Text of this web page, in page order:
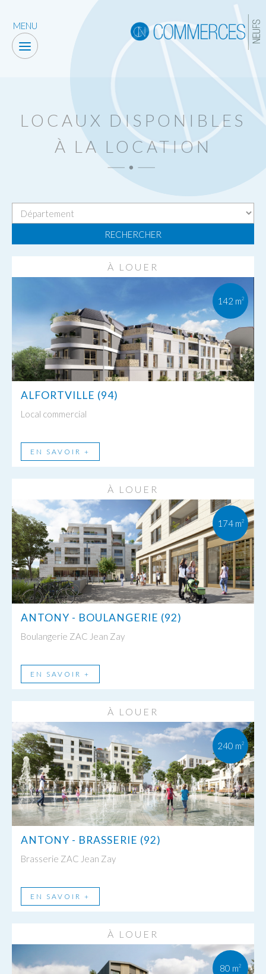
MENU
LOCAUX DISPONIBLES
À LA LOCATION
RECHERCHER
À LOUER
142 m2
ALFORTVILLE (94)
Local commercial
EN SAVOIR +
À LOUER
174 m2
ANTONY - BOULANGERIE (92)
Boulangerie ZAC Jean Zay
EN SAVOIR +
À LOUER
240 m2
ANTONY - BRASSERIE (92)
Brasserie ZAC Jean Zay
EN SAVOIR +
À LOUER
80 m2